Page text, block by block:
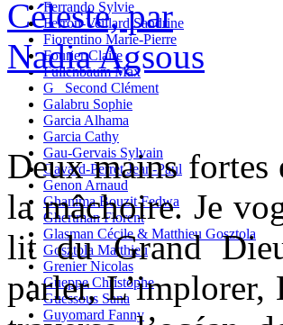
Ferrando Sylvie
Ferron-Veillard Sandrine
Fiorentino Marie-Pierre
Fourier Claire
Fullenbaum Max
G_ Second Clément
Galabru Sophie
Garcia Alhama
Garcia Cathy
Gau-Gervais Sylvain
Gavard-Perret Jean-Paul
Genon Arnaud
Ghanima Bouzit Fedwa
Ghertman Florent
Glasman Cécile & Matthieu Gosztola
Gosztola Matthieu
Grenier Nicolas
Gueppe Christophe
Guessous Sana
Guyomard Fanny
Deux mains fortes
la mâchoire. Je
lit du Grand
parler, L’implorer,